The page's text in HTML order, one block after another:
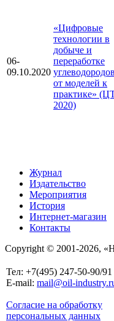
06-
09.10.2020
«Цифровые
технологии в
добыче и
переработке
от моделей к
практике»
2020)
Журнал
Издательство
Мероприятия
История
Интернет-магазин
Контакты
Copyright © 2001-2026,
Тел: +7(495) 247-50-90/91
E-mail: mail@oil-
Согласие на обработку
персональных данных